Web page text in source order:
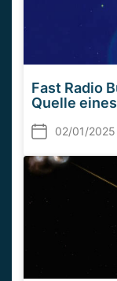
Fast Radio
Quelle
02/01/2025